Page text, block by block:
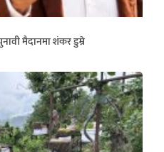
मैदानमा शंकर डुम्रे